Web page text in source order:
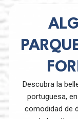
Descubra la
portuguesa,
comodidad de